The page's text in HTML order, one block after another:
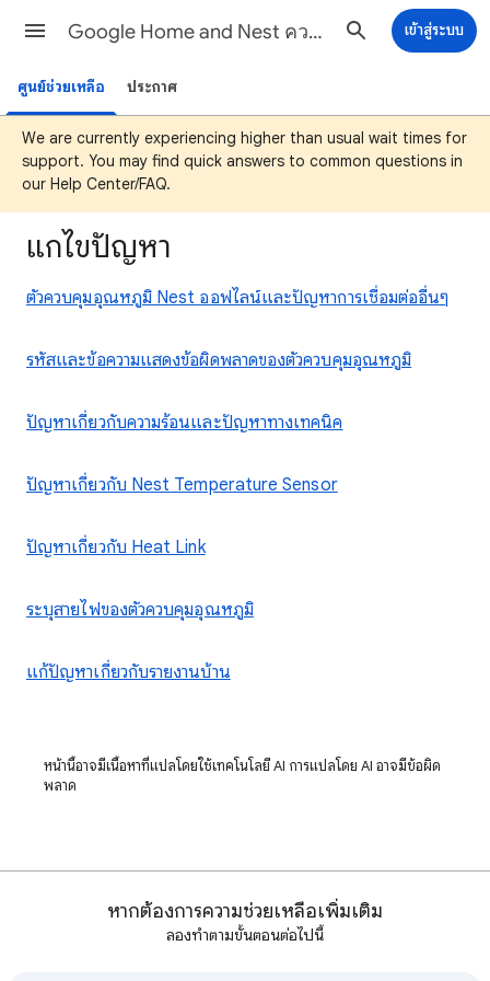
Google Home and Nest ความช่วยเหลือ เข้าสู่ระบบ
ศูนย์ช่วยเหลือ ประกาศ
We are currently experiencing higher than usual wait times for
support. You may find quick answers to common questions in
our Help Center/FAQ.
แก้ไขปัญหา
ตัวควบคุมอุณหภูมิ Nest ออฟไลน์และปัญหาการเชื่อมต่ออื่นๆ
รหัสและข้อความแสดงข้อผิดพลาดของตัวควบคุมอุณหภูมิ
ปัญหาเกี่ยวกับความร้อนและปัญหาทางเทคนิค
ปัญหาเกี่ยวกับ Nest Temperature Sensor
ปัญหาเกี่ยวกับ Heat Link
ระบุสายไฟของตัวควบคุมอุณหภูมิ
แก้ปัญหาเกี่ยวกับรายงานบ้าน
หน้านี้อาจมีเนื้อหาที่แปลโดยใช้เทคโนโลยี AI การแปลโดย AI อาจมีข้อผิด
พลาด
หากต้องการความช่วยเหลือเพิ่มเติม
ลองทำตามขั้นตอนต่อไปนี้